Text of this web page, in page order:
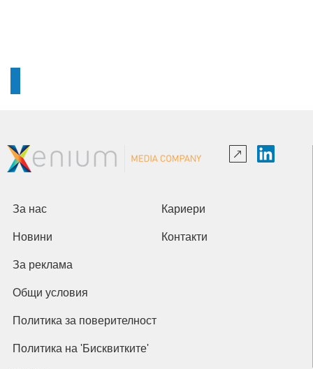
За нас Кариери
Новини Контакти
За реклама
Общи условия
Политика за поверителност
Политика на 'Бисквитките'